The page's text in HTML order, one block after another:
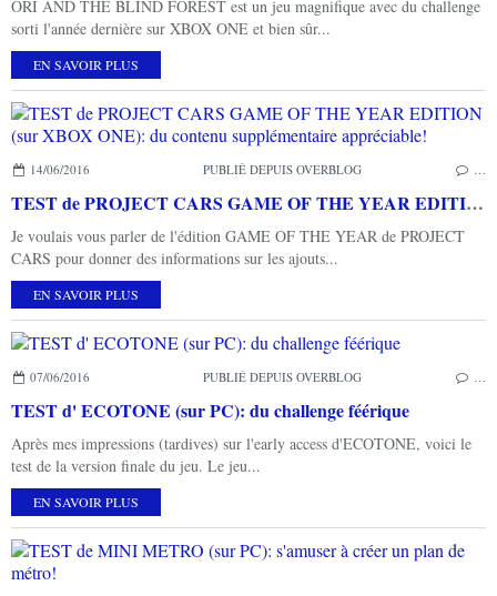
ORI AND THE BLIND FOREST est un jeu magnifique avec du challenge
sorti l'année dernière sur XBOX ONE et bien sûr...
EN SAVOIR PLUS
14/06/2016 PUBLIÉ DEPUIS OVERBLOG
TEST de PROJECT CARS GAME OF THE YEAR EDITION (sur XBOX ONE): du contenu supplémentaire appréciable!
Je voulais vous parler de l'édition GAME OF THE YEAR de PROJECT
CARS pour donner des informations sur les ajouts...
EN SAVOIR PLUS
07/06/2016 PUBLIÉ DEPUIS OVERBLOG
TEST d' ECOTONE (sur PC): du challenge féérique
Après mes impressions (tardives) sur l'early access d'ECOTONE, voici le
test de la version finale du jeu. Le jeu...
EN SAVOIR PLUS